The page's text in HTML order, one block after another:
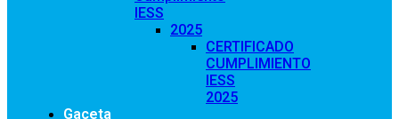
IESS
2025
CERTIFICADO
CUMPLIMIENTO
IESS
2025
Gaceta